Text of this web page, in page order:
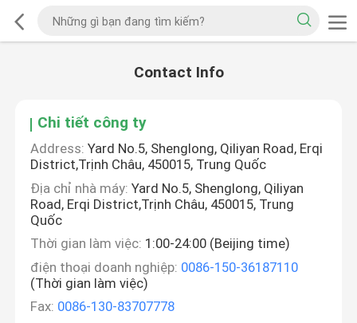
Contact Info
Chi tiết công ty
Address: Yard No.5, Shenglong, Qiliyan Road, Erqi
District,Trịnh Châu, 450015, Trung Quốc
Địa chỉ nhà máy: Yard No.5, Shenglong, Qiliyan
Road, Erqi District,Trịnh Châu, 450015, Trung
Quốc
Thời gian làm việc: 1:00-24:00 (Beijing time)
điện thoại doanh nghiệp: 0086-150-36187110
(Thời gian làm việc)
Fax: 0086-130-83707778